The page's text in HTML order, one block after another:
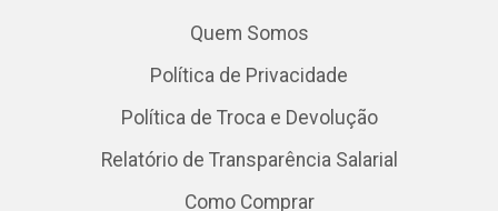
Quem Somos
Política de Privacidade
Política de Troca e Devolução
Relatório de Transparência Salarial
Como Comprar